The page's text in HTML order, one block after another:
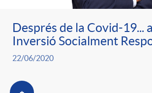
n
s
e
s
n
t
i
Després de la Covid-19...
Inversió Socialment
22/06/2020